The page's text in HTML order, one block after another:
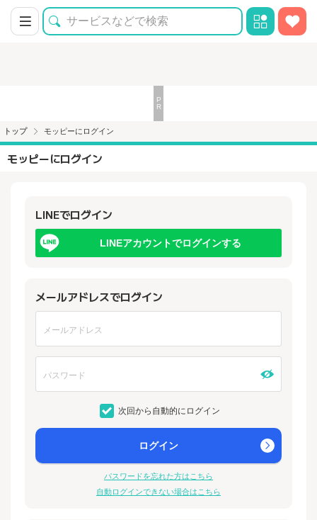
トップ モッピーにログイン
モッピーにログイン
LINEでログイン
LINEアカウントでログインする
メールアドレスでログイン
次回から自動的にログイン
ログイン
パスワードを忘れた方はこちら
自動ログインできない場合はこちら